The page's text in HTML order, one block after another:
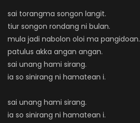
sai torangma songon langit.
tiur songon rondang ni bulan.
mula jadi nabolon oloi ma pangidoan.
patulus akka angan angan.
sai unang hami sirang.
ia so sinirang ni hamatean i.
sai unang hami sirang.
ia so sinirang ni hamatean i.